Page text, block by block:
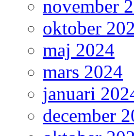
november
oktober
maj 2024
mars 2024
januari
december